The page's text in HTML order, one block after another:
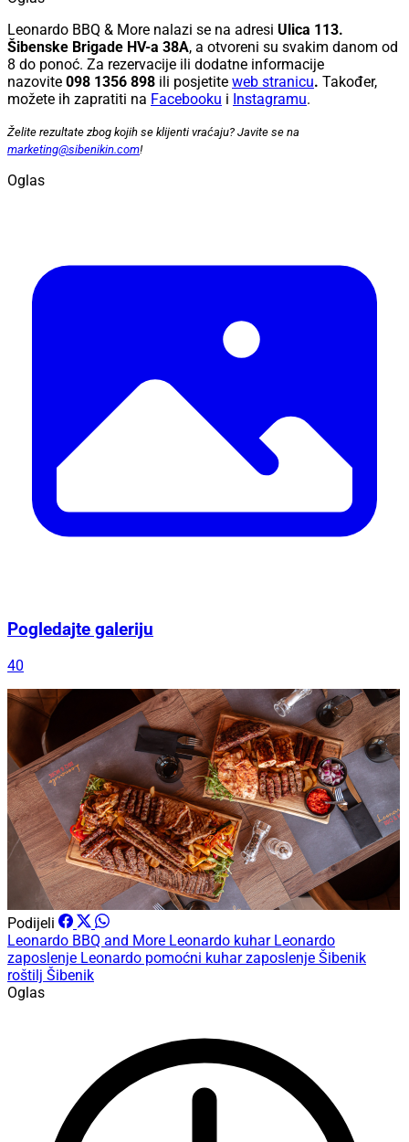
Leonardo BBQ & More nalazi se na adresi Ulica 113.
Šibenske Brigade HV-a 38A, a otvoreni su svakim danom od
8 do ponoć. Za rezervacije ili dodatne informacije
nazovite 098 1356 898 ili posjetite web stranicu. Također,
možete ih zapratiti na Facebooku i Instagramu.
Želite rezultate zbog kojih se klijenti vraćaju? Javite se na
marketing@sibenikin.com!
Oglas
Pogledajte galeriju
40
Podijeli
Leonardo BBQ and More Leonardo kuhar Leonardo
zaposlenje Leonardo pomoćni kuharzaposlenje Šibenik
roštilj Šibenik
Oglas